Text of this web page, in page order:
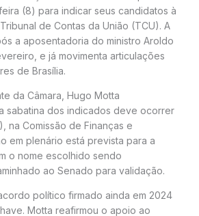
(8) para indicar seus candidatos à
Tribunal de Contas da União (TCU). A
a aposentadoria do ministro Aroldo
e já movimenta articulações
de Brasília.
da Câmara, Hugo Motta
sabatina dos indicados deve ocorrer
na Comissão de Finanças e
em plenário está prevista para a
o nome escolhido sendo
ao Senado para validação.
político firmado ainda em 2024
Motta reafirmou o apoio ao